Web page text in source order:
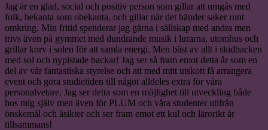
Jag är en glad, social och positiv person som gillar att umgås med
folk, bekanta som obekanta, och gillar när det händer saker runt
omkring. Min fritid spenderar jag gärna i sällskap med andra men
trivs även på gymmet med dundrande musik i lurarna, utomhus och
grillar korv i solen för att samla energi. Men bäst av allt i skidbacken
med sol och nypistade backar! Jag ser så fram emot detta år som en
del av vår fantastiska styrelse och att med mitt utskott få arrangera
event och göra studietiden till något alldeles extra för våra
personalvetare. Jag ser detta som en möjlighet till utveckling både
hos mig själv men även för PLUM och våra studenter utifrån
önskemål och åsikter och ser fram emot ett kul och lärorikt år
tillsammans!